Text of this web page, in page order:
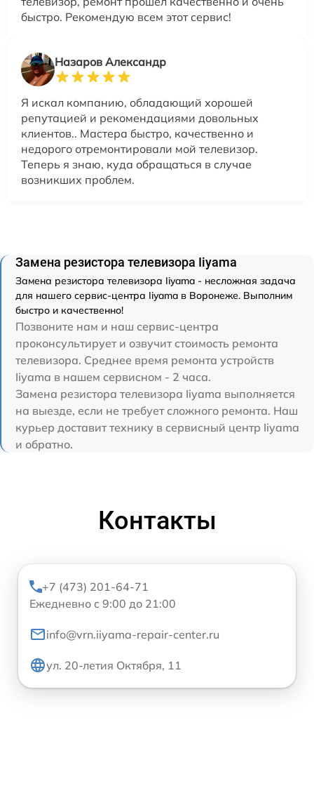
быстро. Рекомендую всем этот сервис!
Назаров Александр
Я искал компанию, обладающий хорошей
репутацией и рекомендациями довольных
клиентов.. Мастера быстро, качественно и
недорого отремонтировали мой телевизор.
Теперь я знаю, куда обращаться в случае
возникших проблем.
Замена резистора телевизора Iiyama
Замена резистора телевизора Iiyama - несложная задача
для нашего сервис-центра Iiyama в Воронеже. Выполним
быстро и качественно!
Позвоните нам и наш сервис-центра
проконсультирует и озвучит стоимость ремонта
телевизора. Среднее время ремонта устройств
Iiyama в нашем сервисном - 2 часа.
Замена резистора телевизора Iiyama выполняется
на выезде, если не требует сложного ремонта. Наш
курьер доставит технику в сервисный центр Iiyama
и обратно.
Контакты
+7 (473) 201-64-71
Ежедневно с 9:00 до 21:00
info@vrn.iiyama-repair-center.ru
ул. 20-летия Октября, 11